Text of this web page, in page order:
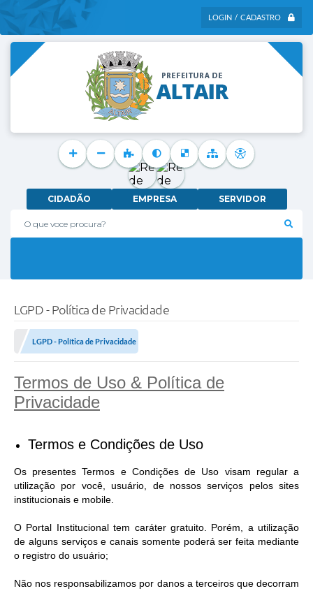
LOGIN / CADASTRO
O que voce procura?
CIDADÃO EMPRESA SERVIDOR
LGPD - Política de Privacidade
LGPD - Política de Privacidade
Termos de Uso & Política de
Privacidade
Termos e Condições de Uso
Os presentes Termos e Condições de Uso visam regular a
utilização por você, usuário, de nossos serviços pelos sites
institucionais e mobile.
O Portal Institucional tem caráter gratuito. Porém, a utilização
de alguns serviços e canais somente poderá ser feita mediante
o registro do usuário;
Não nos responsabilizamos por danos a terceiros que decorram